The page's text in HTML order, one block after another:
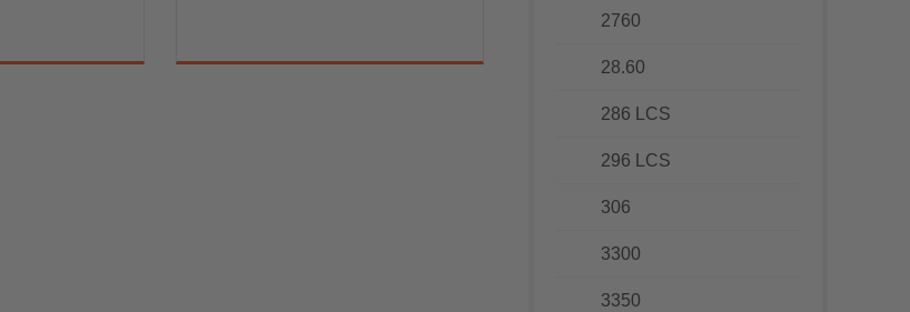
2760
28.60
286 LCS
296 LCS
306
3300
3350